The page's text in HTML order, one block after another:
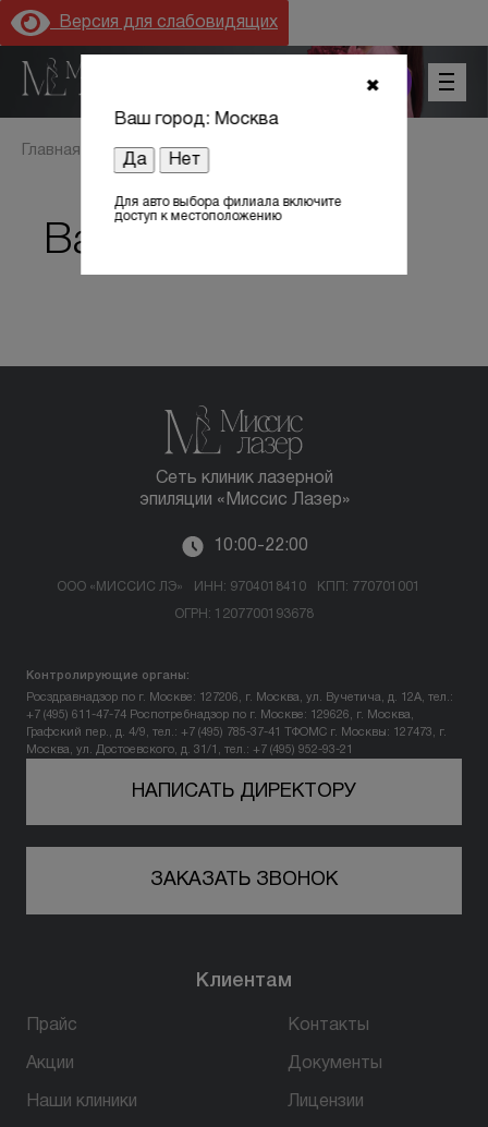
Версия для слабовидящих
Цены
+7 (800) 301 17 54
Москва , Тверская
5,0
ул. Петровка, 26, стр. 3
пн-вс: 10:00-22:00
ПРОЙТИ ТЕСТ
БЕСПЛАТНАЯ КОНСУЛЬТАЦИЯ
Главная Вакансии
Вакансии
Сеть клиник лазерной
эпиляции «Миссис Лазер»
10:00-22:00
ООО «МИССИС ЛЭ» ИНН: 9704018410 КПП: 770701001
ОГРН: 1207700193678
Контролирующие органы:
Росздравнадзор по г. Москве: 127206, г. Москва, ул. Вучетича, д. 12А, тел.:
+7 (495) 611-47-74 Роспотребнадзор по г. Москве: 129626, г. Москва,
Графский пер., д. 4/9, тел.: +7 (495) 785-37-41
ТФОМС г. Москвы: 127473, г.
Москва, ул. Достоевского, д. 31/1, тел.: +7 (495) 952-93-21
НАПИСАТЬ ДИРЕКТОРУ
ЗАКАЗАТЬ ЗВОНОК
Клиентам
Прайс
Акции
Наши клиники
Контакты
Документы
Лицензии
✖
Ваш город: Москва
Да Нет
Для авто выбора филиала включите
доступ к местоположению